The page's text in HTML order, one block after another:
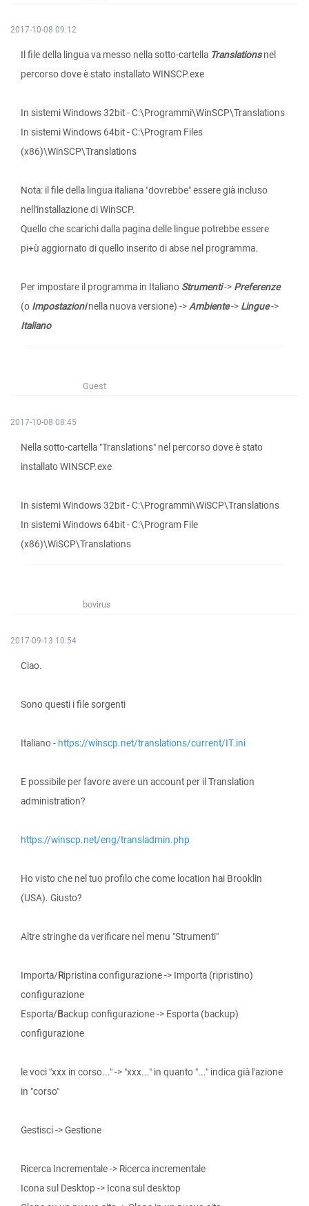
2017-10-08 09:12
Il file della lingua va messo nella sotto-cartella Translationsnel
percorso dove è stato installato WINSCP.exe
In sistemi Windows 32bit - C:\Programmi\WinSCP\Translations
In sistemi Windows 64bit - C:\Program Files
(x86)\WinSCP\Translations
Nota: il file della lingua italiana "dovrebbe" essere già incluso
nell'installazione di WinSCP.
Quello che scarichi dalla pagina delle lingue potrebbe essere
pi+ù aggiornato di quello inserito di abse nel programma.
Per impostare il programma in Italiano Strumenti-> Preferenze
(o Impostazioninella nuova versione) ->Ambiente-> Lingue->
Italiano
Guest
2017-10-08 08:45
Nella sotto-cartella "Translations" nel percorso dove è stato
installato WINSCP.exe
In sistemi Windows 32bit - C:\Programmi\WiSCP\Translations
In sistemi Windows 64bit - C:\Program File
(x86)\WiSCP\Translations
bovirus
2017-09-13 10:54
Ciao.
Sono questi i file sorgenti
Italiano - https://winscp.net/translations/current/IT.ini
E possibile per favore avere un account per il Translation
administration?
https://winscp.net/eng/transladmin.php
Ho visto che nel tuo profilo che come location hai Brooklin
(USA). Giusto?
Altre stringhe da verificare nel menu "Strumenti"
Importa/Ripristina configurazione -> Importa (ripristino)
configurazione
Esporta/Backup configurazione -> Esporta (backup)
configurazione
le voci "xxx in corso..." -> "xxx..." in quanto "..." indica già l'azione
in "corso"
Gestisci -> Gestione
Ricerca Incrementale -> Ricerca incrementale
Icona sul Desktop -> Icona sul desktop